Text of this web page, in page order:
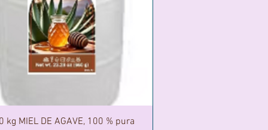
kg MIEL DE AGAVE, 100 % pura